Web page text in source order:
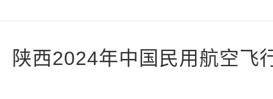
陕西2024年中国民用航空飞